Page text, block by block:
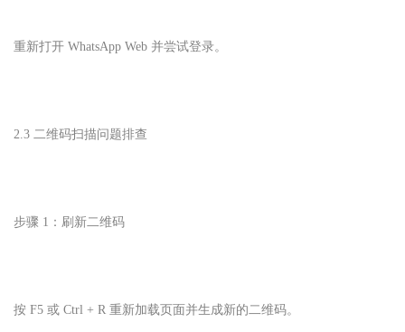
重新打开 WhatsApp Web 并尝试登录。
2.3 二维码扫描问题排查
步骤 1：刷新二维码
按 F5 或 Ctrl + R 重新加载页面并生成新的二维码。